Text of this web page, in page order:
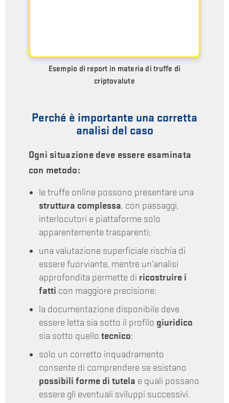
Esempio di report in materia di truffe di
criptovalute
Perché è importante una corretta
analisi del caso
Ogni situazione deve essere esaminata
con metodo:
le truffe online possono presentare una
struttura complessa, con passaggi,
interlocutori e piattaforme solo
apparentemente trasparenti;
una valutazione superficiale rischia di
essere fuorviante, mentre un’analisi
approfondita permette di ricostruire i
fatti con maggiore precisione;
la documentazione disponibile deve
essere letta sia sotto il profilo giuridico
sia sotto quello tecnico;
solo un corretto inquadramento
consente di comprendere se esistano
possibili forme di tutela e quali possano
essere gli eventuali sviluppi successivi.